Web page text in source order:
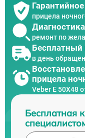
прицела
ремонт по
Бесплатный
в день
прицела
Veber E 50X48
Бесплатная